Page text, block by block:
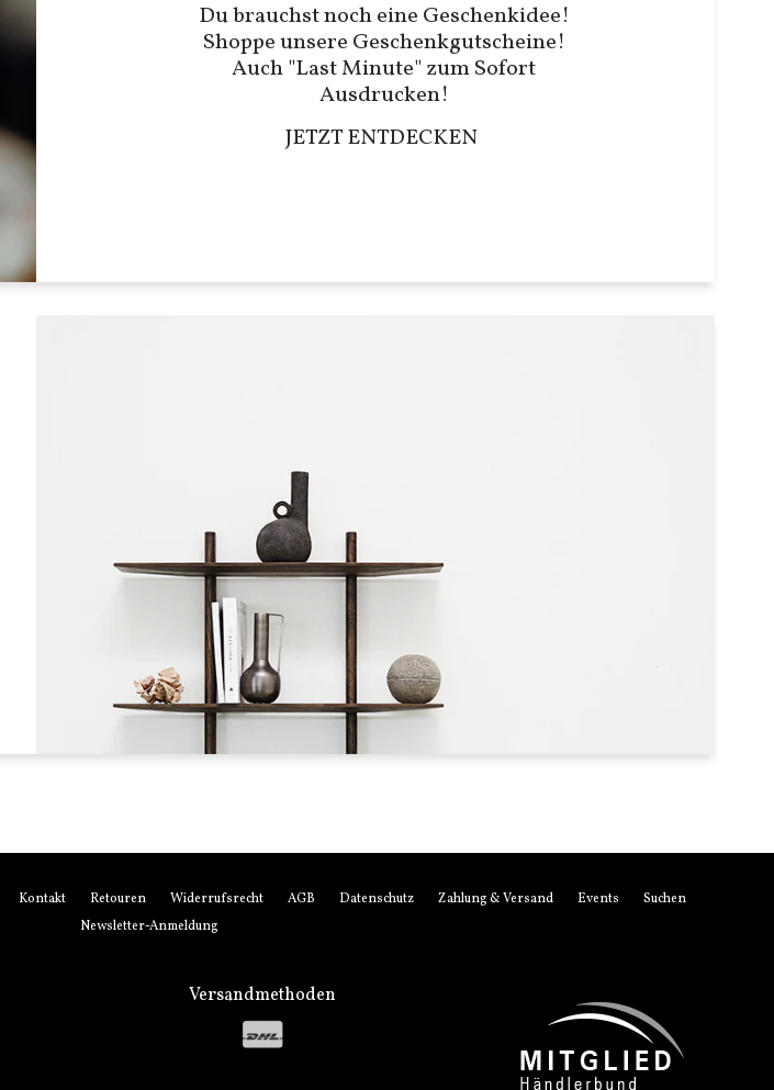
Du brauchst noch eine Geschenkidee!
Shoppe unsere Geschenkgutscheine!
Auch "Last Minute" zum Sofort
Ausdrucken!
JETZT ENTDECKEN
Kontakt Retouren Widerrufsrecht AGB Datenschutz Zahlung & Versand Events
Suchen
Newsletter-Anmeldung
Versandmethoden